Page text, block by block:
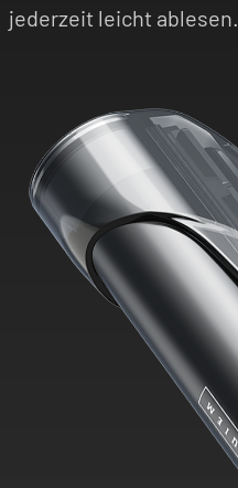
jederzeit leicht ablesen.